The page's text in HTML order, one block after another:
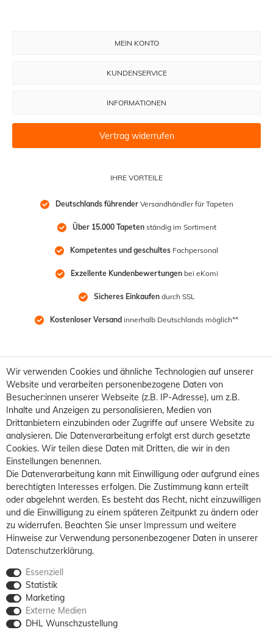
IHRE VORTEILE
Deutschlands führender Versandhändler für Tapeten
Über 15.000 Tapeten ständig im Sortiment
Kompetentes und geschultes Fachpersonal
Exzellente Kundenbewertungen bei eKomi
Sicheres Einkaufen durch SSL
Kostenloser Versand innerhalb Deutschlands möglich**
MEIN KONTO
KUNDENSERVICE
INFORMATIONEN
Vertrag widerrufen
Wir verwenden Cookies und ähnliche Technologien auf unserer
Website und verarbeiten personenbezogene Daten von
Besucher:innen unserer Webseite (z.B. IP-Adresse), um z.B.
Inhalte und Anzeigen zu personalisieren, Medien von
Drittanbietern einzubinden oder Zugriffe auf unsere Website zu
analysieren. Die Datenverarbeitung erfolgt erst durch gesetzte
Cookies. Wir teilen diese Daten mit Dritten, die wir in den
Einstellungen benennen.
Die Datenverarbeitung kann mit Einwilligung oder aufgrund eines
berechtigten Interesses erfolgen. Die Zustimmung kann erteilt
oder abgelehnt werden. Es besteht das Recht, nicht einzuwilligen
und die Einwilligung zu einem späteren Zeitpunkt zu ändern oder
zu widerrufen. Beachten Sie unser Impressum und weitere
Hinweise zur Verwendung personenbezogener Daten in unserer
Daten­schutz­erklärung.
Essenziell
Statistik
Marketing
Externe Medien
DHL Wunschzustellung